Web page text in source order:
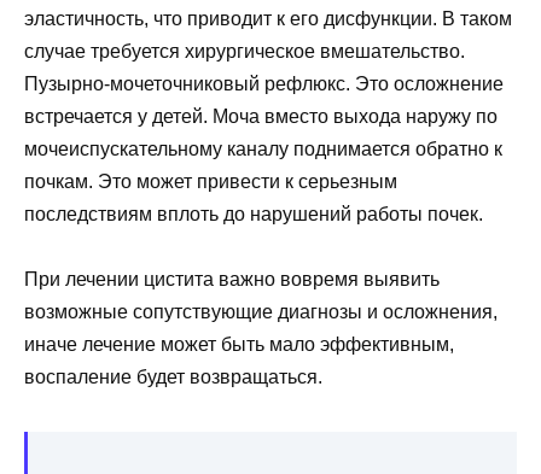
эластичность, что приводит к его дисфункции. В таком
случае требуется хирургическое вмешательство.
Пузырно-мочеточниковый рефлюкс. Это осложнение
встречается у детей. Моча вместо выхода наружу по
мочеиспускательному каналу поднимается обратно к
почкам. Это может привести к серьезным
последствиям вплоть до нарушений работы почек.
При лечении цистита важно вовремя выявить
возможные сопутствующие диагнозы и осложнения,
иначе лечение может быть мало эффективным,
воспаление будет возвращаться.